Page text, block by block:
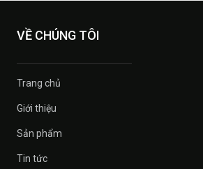
VỀ CHÚNG TÔI
Trang chủ
Giới thiệu
Sản phẩm
Tin tức